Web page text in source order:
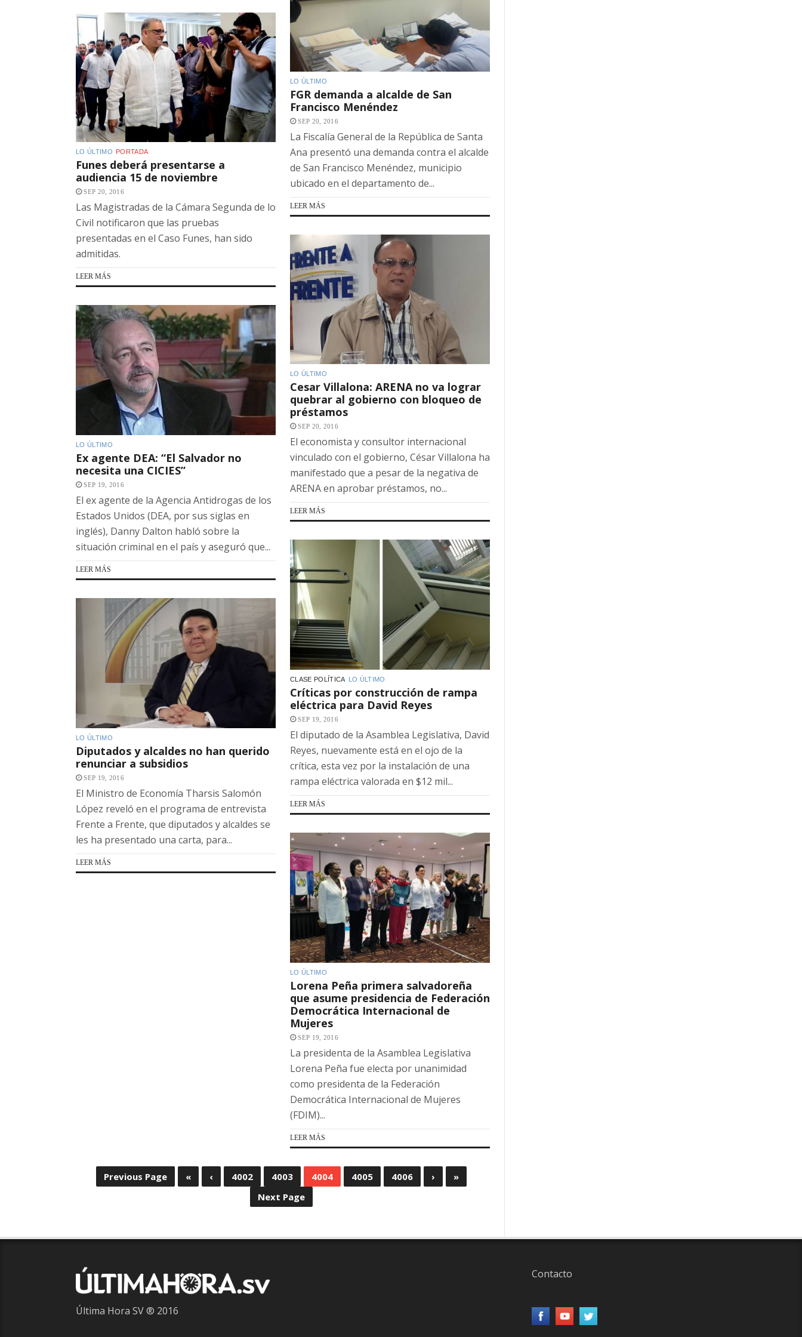
LO ÚLTIMO
FGR demanda a alcalde de San
Francisco Menéndez
SEP 20, 2016
La Fiscalía General de la República de Santa
Ana presentó una demanda contra el alcalde
de San Francisco Menéndez, municipio
ubicado en el departamento de...
LEER MÁS
LO ÚLTIMO PORTADA
Funes deberá presentarse a
audiencia 15 de noviembre
SEP 20, 2016
Las Magistradas de la Cámara Segunda de lo
Civil notificaron que las pruebas
presentadas en el Caso Funes, han sido
admitidas.
LEER MÁS
LO ÚLTIMO
Cesar Villalona: ARENA no va lograr
quebrar al gobierno con bloqueo de
préstamos
SEP 20, 2016
El economista y consultor internacional
vinculado con el gobierno, César Villalona ha
manifestado que a pesar de la negativa de
ARENA en aprobar préstamos, no...
LEER MÁS
LO ÚLTIMO
Ex agente DEA: “El Salvador no
necesita una CICIES”
SEP 19, 2016
El ex agente de la Agencia Antidrogas de los
Estados Unidos (DEA, por sus siglas en
inglés), Danny Dalton habló sobre la
situación criminal en el país y aseguró que...
LEER MÁS
CLASE POLÍTICA LO ÚLTIMO
Críticas por construcción de rampa
eléctrica para David Reyes
SEP 19, 2016
El diputado de la Asamblea Legislativa, David
Reyes, nuevamente está en el ojo de la
crítica, esta vez por la instalación de una
rampa eléctrica valorada en $12 mil...
LEER MÁS
LO ÚLTIMO
Diputados y alcaldes no han querido
renunciar a subsidios
SEP 19, 2016
El Ministro de Economía Tharsis Salomón
López reveló en el programa de entrevista
Frente a Frente, que diputados y alcaldes se
les ha presentado una carta, para...
LEER MÁS
LO ÚLTIMO
Lorena Peña primera salvadoreña
que asume presidencia de Federación
Democrática Internacional de
Mujeres
SEP 19, 2016
La presidenta de la Asamblea Legislativa
Lorena Peña fue electa por unanimidad
como presidenta de la Federación
Democrática Internacional de Mujeres
(FDIM)...
LEER MÁS
Previous Page « ‹ 4002 4003 4004 4005 4006 ›
»
Next Page
Última Hora SV ® 2016
Contacto